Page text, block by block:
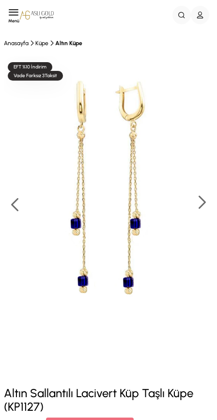
Menü
Anasayfa Küpe Altın Küpe
EFT %10 İndirim
Vade Farksız 3Taksit
Altın Sallantılı Lacivert Küp Taşlı Küpe
(KP1127)